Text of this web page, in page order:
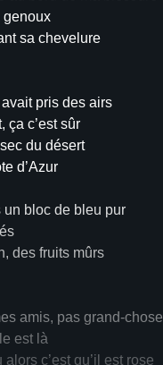
genoux
sa chevelure
pris des airs
ça c’est sûr
du désert
d’Azur
bloc de bleu pur
des fruits mûrs
amis, pas grand-chose
est là
c’est qu’il est rose